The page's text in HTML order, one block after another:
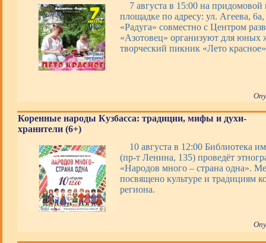
7 августа в 15:00 на придомовой
площадке по адресу: ул. Агеева,
«Радуга» совместно с Центром
«Азотовец» организуют для юных
творческий пикник «Лето
Коренные народы Кузбасса: традиции, мифы и духи-
хранители (6+)
10 августа в 12:00 Библиотека
(пр-т Ленина, 135) проведёт
«Народов много – страна одна».
посвящено культуре и традициям
региона.